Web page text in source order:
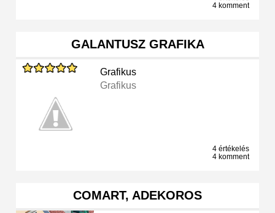
4 komment
GALANTUSZ GRAFIKA
Grafikus
Grafikus
4 értékelés
4 komment
COMART, ADEKOROS